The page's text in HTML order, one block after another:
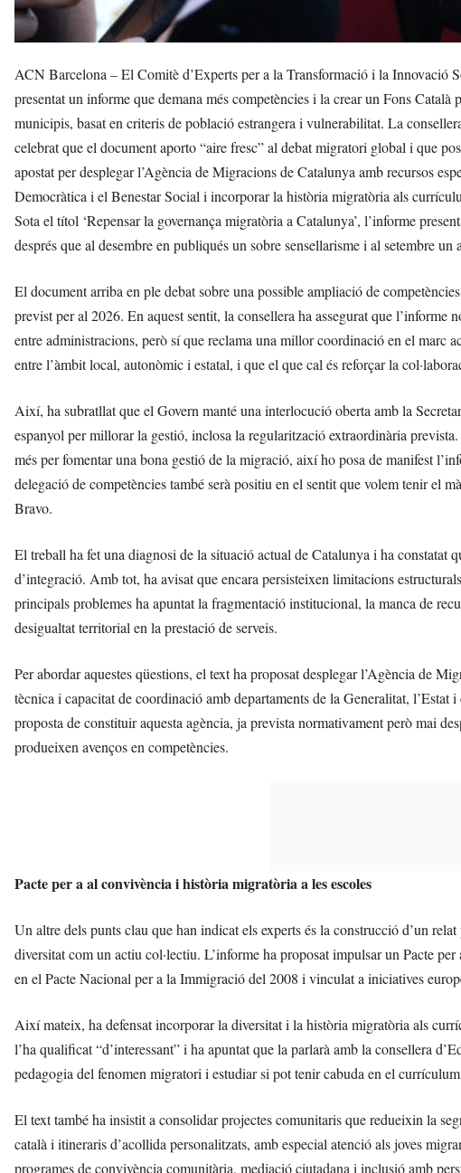
ACN Barcelona – El Comitè d’Experts per a la Transformació i la Innovació
presentat un informe que demana més competències i la crear un Fons
municipis, basat en criteris de població estrangera i vulnerabilitat. La
celebrat que el document aporto “aire fresc” al debat migratori global i que
apostat per desplegar l’Agència de Migracions de Catalunya amb recursos
Democràtica i el Benestar Social i incorporar la història migratòria als
Sota el títol ‘Repensar la governança migratòria a Catalunya’, l’informe
després que al desembre en publiqués un sobre sensellarisme i al setembre
El document arriba en ple debat sobre una possible ampliació de
previst per al 2026. En aquest sentit, la consellera ha assegurat que
entre administracions, però sí que reclama una millor coordinació en el marc
entre l’àmbit local, autonòmic i estatal, i que el que cal és reforçar la
Així, ha subratllat que el Govern manté una interlocució oberta amb la
espanyol per millorar la gestió, inclosa la regularització extraordinària
més per fomentar una bona gestió de la migració, així ho posa de manifest
delegació de competències també serà positiu en el sentit que volem tenir el
Bravo.
El treball ha fet una diagnosi de la situació actual de Catalunya i ha constatat
d’integració. Amb tot, ha avisat que encara persisteixen limitacions
principals problemes ha apuntat la fragmentació institucional, la manca de
desigualtat territorial en la prestació de serveis.
Per abordar aquestes qüestions, el text ha proposat desplegar l’Agència de
tècnica i capacitat de coordinació amb departaments de la Generalitat,
proposta de constituir aquesta agència, ja prevista normativament però mai
produeixen avenços en competències.
Pacte per a al convivència i història migratòria a les escoles
Un altre dels punts clau que han indicat els experts és la construcció d’un
diversitat com un actiu col·lectiu. L’informe ha proposat impulsar un Pacte
en el Pacte Nacional per a la Immigració del 2008 i vinculat a iniciatives
Així mateix, ha defensat incorporar la diversitat i la història migratòria als
l’ha qualificat “d’interessant” i ha apuntat que la parlarà amb la consellera
pedagogia del fenomen migratori i estudiar si pot tenir cabuda en el
El text també ha insistit a consolidar projectes comunitaris que redueixin la
català i itineraris d’acollida personalitzats, amb especial atenció als joves
programes de convivència comunitària, mediació ciutadana i inclusió amb